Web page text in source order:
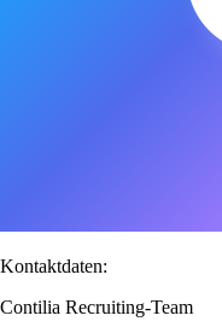
Kontaktdaten:
Contilia Recruiting-Team